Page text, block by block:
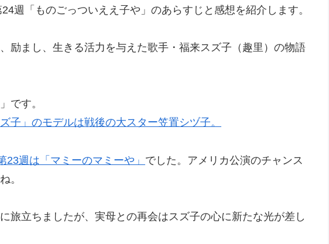
週「ものごっついええ子や」のあらすじと感想を紹介します。
励まし、生きる活力を与えた歌手・福来スズ子（趣里）の物語
です。
子」のモデルは戦後の大スター笠置シヅ子。
23週は「 マミーのマミーや 」 でした。アメリカ公演のチャンス
。
旅立ちましたが、実母との再会はスズ子の心に新たな光が差し